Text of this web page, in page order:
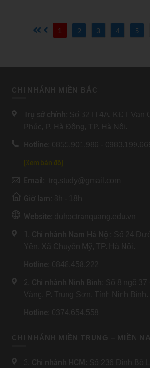
Chuẩn Bị và Những Lời Khuyên Hữu Ích.
cung cấp cho bạn những thông tin hữu ích
chuẩn bị cho hành trình du học Nhật Bản.
1 2 3 4 5
CHI NHÁNH MIỀN BẮC
Trụ sở chính: Số 32TT4A, KĐT Văn
Phúc, P. Hà Đông, TP. Hà Nội.
Hotline: 0855.901.986 -
[Xem bản đồ]
Email: trq.study@gmail.com
Giờ làm: 8h - 18h
Website: duhoctranquang.edu.vn
1. Chi nhánh Nam Hà Nội: Số 24
Yên, Xã Chuyên Mỹ, TP. Hà Nội.
Hotline: 0848.458.222
2. Chi nhánh Ninh Bình: Số 8 ngõ 37
Vàng, P. Trung Sơn, Tỉnh Ninh Bình.
Hotline: 0374.654.558
CHI NHÁNH MIỀN TRUNG – MIỀN
3. Chi nhánh HCM : Số 236 Đinh Bộ